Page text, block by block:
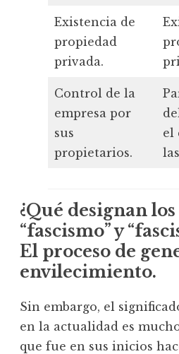
Existencia de
propiedad
privada.
Control de la
empresa por
sus
propietarios.
el
¿Qué designan
“fascismo” y
El proceso de
envilecimiento.
Sin embargo, el
en la actualidad es
que fue en sus inicios